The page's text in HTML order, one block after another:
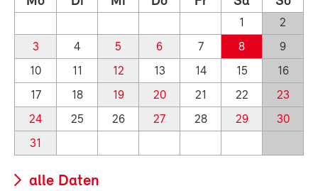
1
2
3
4 5 6 7 8
9
10
11 12 13 14 15
16
17
18 19 20 21 22
23
24
25 26 27 28 29
30
31
alle Daten